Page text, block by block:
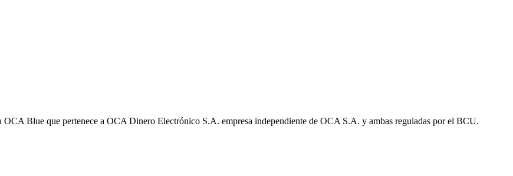
Blue que pertenece a OCA Dinero Electrónico S.A. empresa independiente de OCA S.A. y ambas reguladas por el BCU.